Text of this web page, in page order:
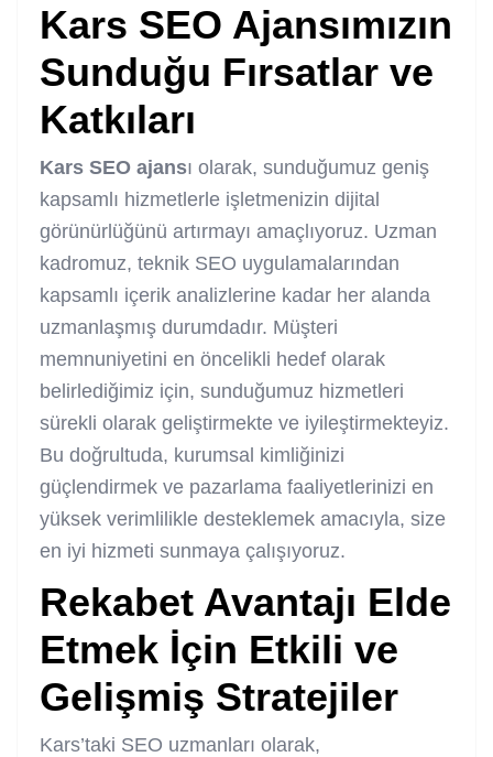
Kars SEO Ajansımızın
Sunduğu Fırsatlar ve
Katkıları
Kars SEO ajansı olarak, sunduğumuz geniş
kapsamlı hizmetlerle işletmenizin dijital
görünürlüğünü artırmayı amaçlıyoruz. Uzman
kadromuz, teknik SEO uygulamalarından
kapsamlı içerik analizlerine kadar her alanda
uzmanlaşmış durumdadır. Müşteri
memnuniyetini en öncelikli hedef olarak
belirlediğimiz için, sunduğumuz hizmetleri
sürekli olarak geliştirmekte ve iyileştirmekteyiz.
Bu doğrultuda, kurumsal kimliğinizi
güçlendirmek ve pazarlama faaliyetlerinizi en
yüksek verimlilikle desteklemek amacıyla, size
en iyi hizmeti sunmaya çalışıyoruz.
Rekabet Avantajı Elde
Etmek İçin Etkili ve
Gelişmiş Stratejiler
Kars’taki SEO uzmanları olarak,